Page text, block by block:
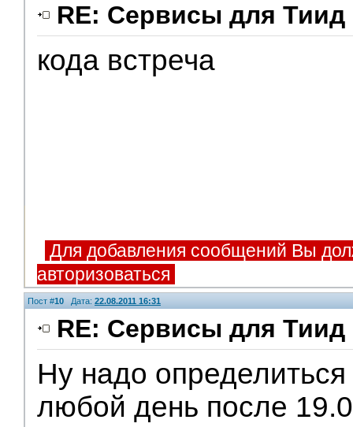
RE: Сервисы для Тиид
кода встреча
Для добавления сообщений Вы
авторизоваться
Пост #10 Дата: 22.08.2011 16:31
RE: Сервисы для Тиид
Ну надо
любой день после